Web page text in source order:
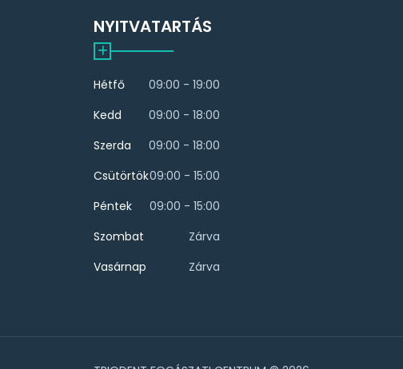
NYITVATARTÁS
Hétfő
09:00 - 19:00
Kedd
09:00 - 18:00
Szerda
09:00 - 18:00
Csütörtök09:00 - 15:00
Péntek
09:00 - 15:00
Szombat
Zárva
Vasárnap
Zárva